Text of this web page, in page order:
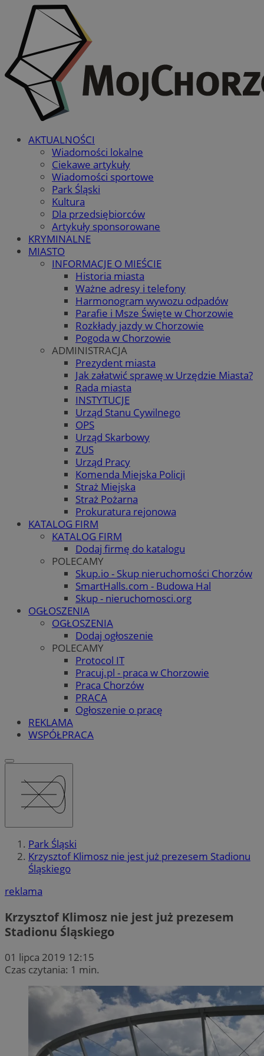
AKTUALNOŚCI
Wiadomości lokalne
Ciekawe artykuły
Wiadomości sportowe
Park Śląski
Kultura
Dla przedsiębiorców
Artykuły sponsorowane
KRYMINALNE
MIASTO
INFORMACJE O MIEŚCIE
Historia miasta
Ważne adresy i telefony
Harmonogram wywozu odpadów
Parafie i Msze Święte w Chorzowie
Rozkłady jazdy w Chorzowie
Pogoda w Chorzowie
ADMINISTRACJA
Prezydent miasta
Jak załatwić sprawę w Urzędzie Miasta?
Rada miasta
INSTYTUCJE
Urząd Stanu Cywilnego
OPS
Urząd Skarbowy
ZUS
Urząd Pracy
Komenda Miejska Policji
Straż Miejska
Straż Pożarna
Prokuratura rejonowa
KATALOG FIRM
KATALOG FIRM
Dodaj firmę do katalogu
POLECAMY
Skup.io - Skup nieruchomości Chorzów
SmartHalls.com - Budowa Hal
Skup - nieruchomosci.org
OGŁOSZENIA
OGŁOSZENIA
Dodaj ogłoszenie
POLECAMY
Protocol IT
Pracuj.pl - praca w Chorzowie
Praca Chorzów
PRACA
Ogłoszenie o pracę
REKLAMA
WSPÓŁPRACA
Park Śląski
Krzysztof Klimosz nie jest już prezesem Stadionu
Śląskiego
reklama
Krzysztof Klimosz nie jest już prezesem
Stadionu Śląskiego
01 lipca 2019 12:15
Czas czytania: 1 min.